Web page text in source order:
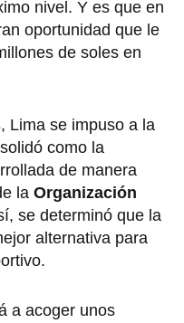
nivel. Y es que en
oportunidad que le
de soles en
, Lima se impuso a la
como la
de manera
la Organización
se determinó que la
alternativa para
a acoger unos